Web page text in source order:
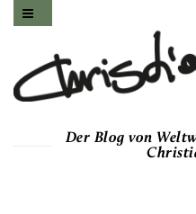
Der Blog von